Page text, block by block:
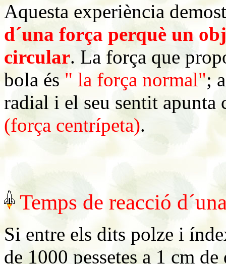
Aquesta experiència
d´una força perquè un
circular. La força que
bola és " la força normal";
radial i el seu sentit apunta
(força centrípeta).
Temps de reacció
Si entre els dits polze i
de 1000 pessetes a 1 cm